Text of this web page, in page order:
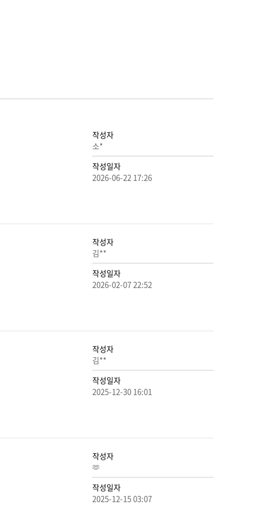
작성자
소*
작성일자
2026-06-22 17:26
작성자
김**
작성일자
2026-02-07 22:52
작성자
김**
작성일자
2025-12-30 16:01
작성자
🫶
작성일자
2025-12-15 03:07